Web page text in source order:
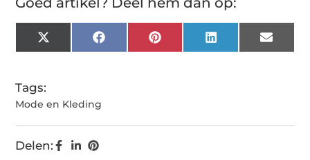
X
(Twitter)
FacebookPinterest LinkedIn Email
Tags:
Mode en Kleding
Delen: